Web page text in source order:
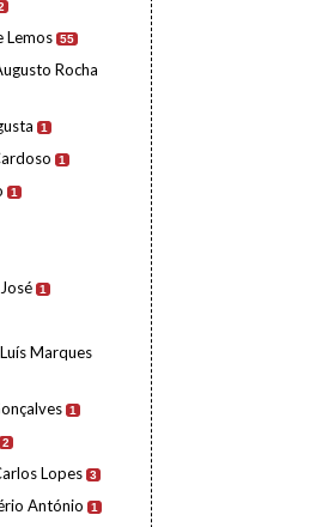
Lemos 55
Rocha
1
1
1
1
Marques
1
2
Lopes 3
António 1